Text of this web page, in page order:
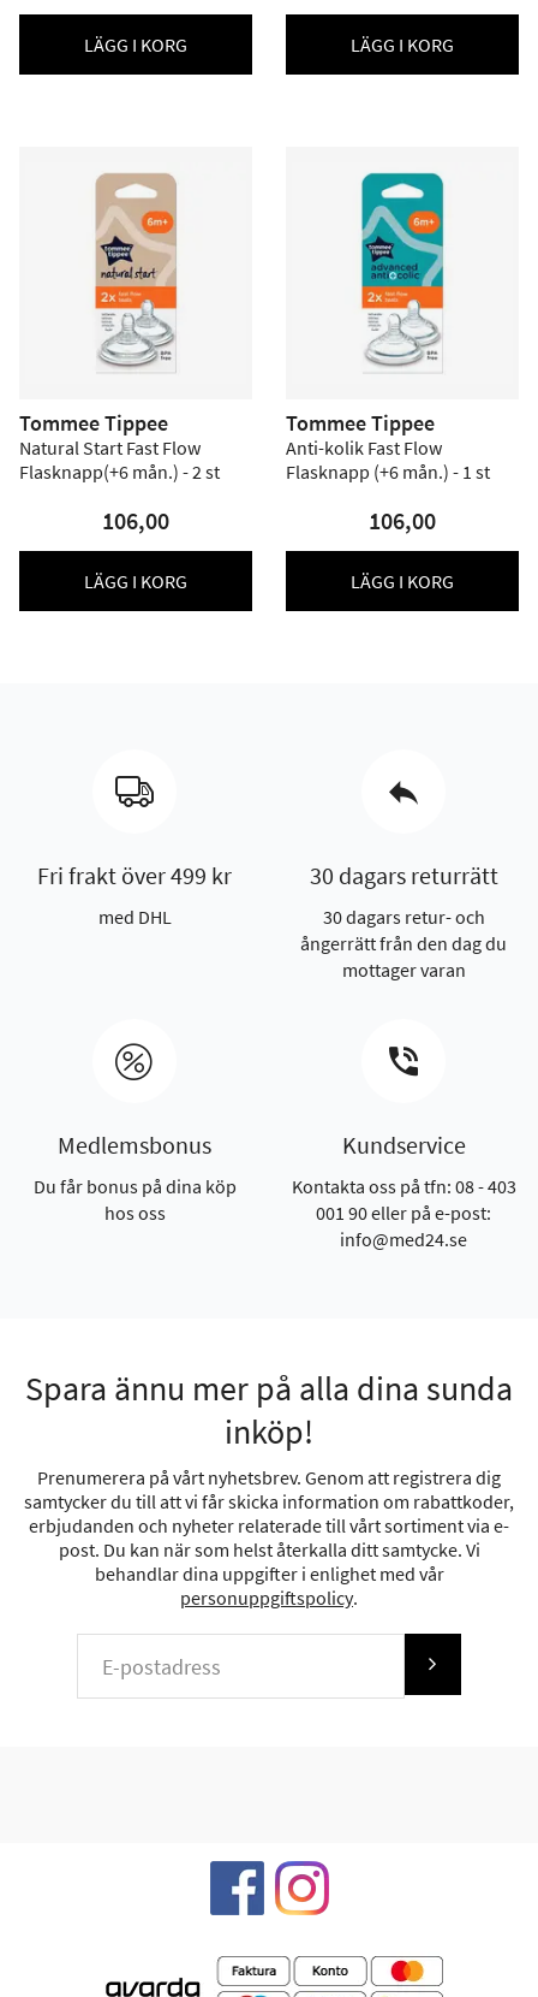
LÄGG I KORG LÄGG I KORG
Tommee Tippee
Natural Start Fast Flow
Flasknapp(+6 mån.) - 2 st
106,00
LÄGG I KORG
Tommee Tippee
Anti-kolik Fast Flow
Flasknapp (+6 mån.) - 1 st
106,00
LÄGG I KORG
Fri frakt över 499 kr
med DHL
30 dagars returrätt
30 dagars retur- och
ångerrätt från den dag du
mottager varan
Medlemsbonus
Du får bonus på dina köp
hos oss
Kundservice
Kontakta oss på tfn: 08 - 403
001 90 eller på e-post:
info@med24.se
Spara ännu mer på alla dina sunda
inköp!
Prenumerera på vårt nyhetsbrev. Genom att registrera dig
samtycker du till att vi får skicka information om rabattkoder,
erbjudanden och nyheter relaterade till vårt sortiment via e-
post. Du kan när som helst återkalla ditt samtycke. Vi
behandlar dina uppgifter i enlighet med vår
personuppgiftspolicy.